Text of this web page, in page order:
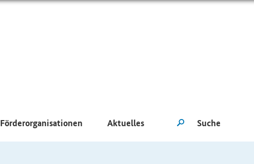
Förderorganisationen Aktuelles